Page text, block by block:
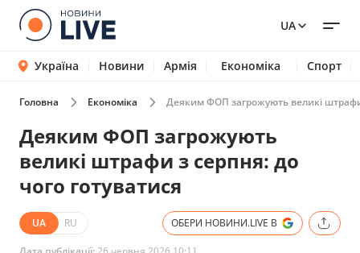
UA
Україна Новини Армія Економіка Спорт
Головна Економіка Деяким ФОП загрожують великі штрафи
Деяким ФОП загрожують
великі штрафи з серпня: до
чого готуватися
UA RU ОБЕРИ НОВИНИ.LIVE В